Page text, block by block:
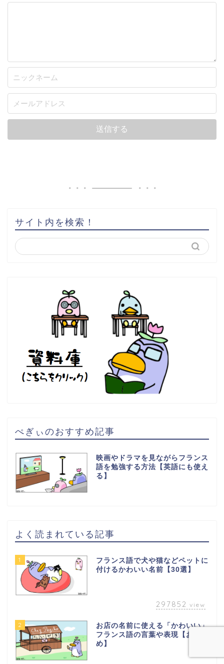
サイト内を検索！
ぺぎぃのおすすめ記事
映画やドラマを見ながらフランス
語を勉強する方法【英語にも使え
る】
よく読まれている記事
1
フランス語で犬や猫などペットに
付けるかわいい名前【30選】
297852 view
2
お店の名前に使える「かわいい」
フランス語の言葉や表現【おすす
め】